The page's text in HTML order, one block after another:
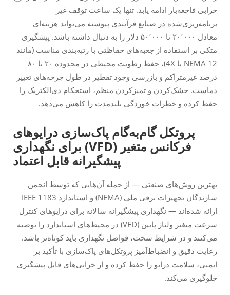
خرابی فاجعه‌بار ادامه یابد. تنها یک ساعت توقف غیر
برنامه‌ریزی‌شده در صنایع فرآیندی پیوسته می‌تواند هزینه‌ای
معادل ۲۰٬۰۰۰ تا ۵۰٬۰۰۰ دلار را به دنبال داشته باشد. پیشگیری
متکی بر استفاده از جعبه‌های حفاظتی با رتبه‌بندی مناسب (مانند
NEMA 12 یا 4X)، حفظ رطوبت محیطی در محدوده ۲۰ تا ۸۰
درصد غیرمتراکم و بازرسی وجود تقطیر در طول چرخه‌های تغییر
دماست. خشک‌کردن و تمیزکردن منظم، استحکام دی‌الکتریک را
حفظ کرده و خطرات خوردگی بلندمدت را کاهش می‌دهد.
پروتکل گام‌به‌گام پاک‌سازی درایوهای
فرکانس متغیر (VFD) برای نگهداری
پیشگیرانه قابل اعتماد
بهترین روش‌های صنعتی — از جمله آن‌هایی که توسط انجمن
سازندگان تجهیزات برقی ملی (NEMA) و استاندارد IEEE 1183
ارائه شده‌اند — نگهداری پیشگیرانه سالانه برای درایوهای کنترل
سرعت متغیر ولتاژ پایین (VFD) در محیط‌های استاندارد را توصیه
می‌کنند و در شرایط سخت، فواصل نگهداری باید کوتاه‌تر باشد.
رعایت دقیق و انضباط‌آمیز پروتکل‌های پاک‌سازی با تأکید بر
ایمنی، سلامت درایو را حفظ کرده و از خرابی‌های قابل پیشگیری
جلوگیری می‌کند.